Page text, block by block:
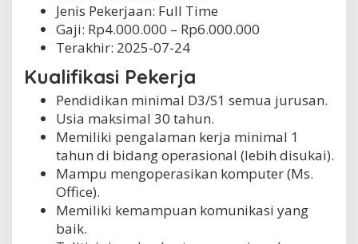
Jenis Pekerjaan: Full Time
Gaji: Rp4.000.000 – Rp6.000.000
Terakhir: 2025-07-24
Kualifikasi Pekerja
Pendidikan minimal D3/S1 semua jurusan.
Usia maksimal 30 tahun.
Memiliki pengalaman kerja minimal 1
tahun di bidang operasional (lebih disukai).
Mampu mengoperasikan komputer (Ms.
Office).
Memiliki kemampuan komunikasi yang
baik.